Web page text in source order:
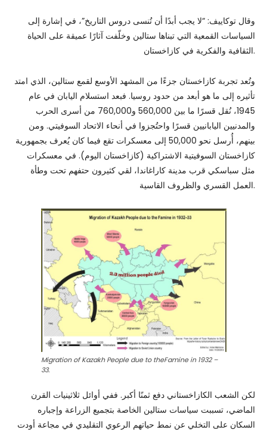
وقال توكاييف: “لا يجب أبدًا أن تُنسى دروس التاريخ”، في إشارة إلى
السياسات القمعية التي تبناها ستالين وخلّفت آثارًا عميقة على الحياة
الثقافية والفكرية في كازاخستان.
وتُعد تجربة كازاخستان جزءًا من المشهد الأوسع لقمع ستالين، الذي امتد
تأثيره إلى ما هو أبعد من حدود روسيا. فبعد استسلام اليابان في عام
1945، نُقل قسرًا ما بين 560,000 و760,000 من أسرى الحرب
والمدنيين اليابانيين قسرًا واحتُجزوا في أنحاء الاتحاد السوفيتي. ومن
بينهم، أُرسل نحو 50,000 إلى معسكرات تقع فيما كان يُعرف بجمهورية
كازاخستان السوفيتية الاشتراكية (كازاخستان اليوم). في معسكرات
مثل سباسكي قرب مدينة كاراغاندا، لقي كثيرون حتفهم تحت وطأة
العمل القسري والظروف القاسية.
Migration of Kazakh People due to theFamine in 1932 –
33.
لكن الشعب الكازاخستاني دفع ثمنًا أكبر. ففي أوائل ثلاثينيات القرن
الماضي، تسببت سياسات ستالين الخاصة بتجميع الزراعة وإجباره
السكان على التخلي عن نمط حياتهم الرعوي التقليدي في مجاعة أودت